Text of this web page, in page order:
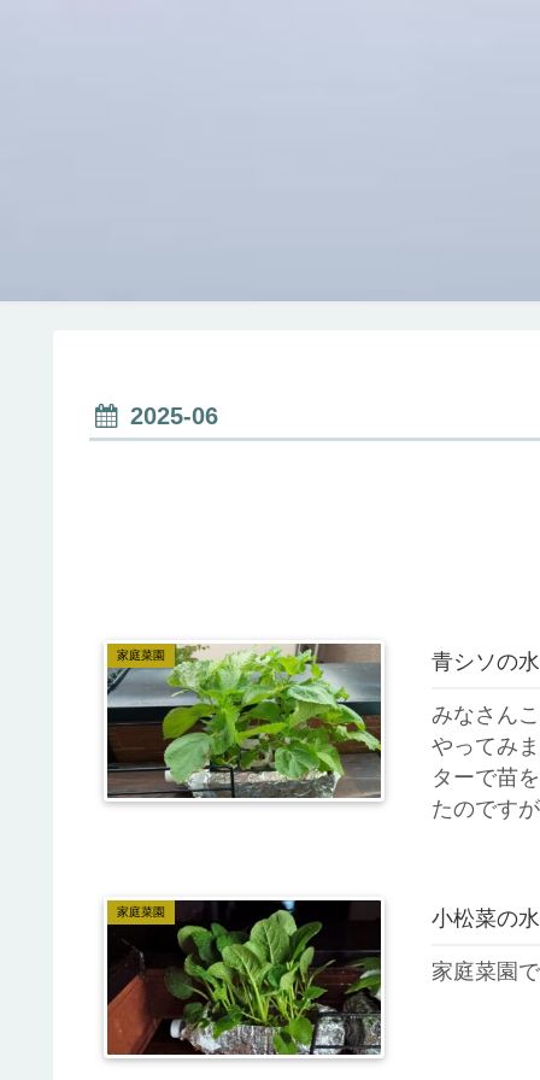
2025-06
家庭菜園 青シソの
みなさん
やってみ
ターで苗
たのです
家庭菜園 小松菜の
家庭菜園